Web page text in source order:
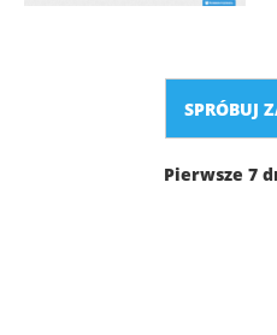
SPRÓBUJ
Pierwsze 7